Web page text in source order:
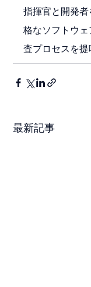
指揮官と開発
格なソフトウ
査プロセスを提
最新記事